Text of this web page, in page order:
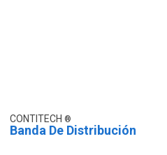
CONTITECH
Banda De Distribución